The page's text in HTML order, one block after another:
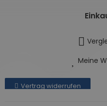
Meine
Vertrag widerrufen